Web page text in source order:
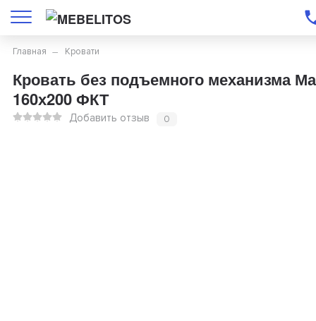
Главная Кровати
Кровать без подъемного механизма
160х200 ФКТ
Добавить отзыв 0